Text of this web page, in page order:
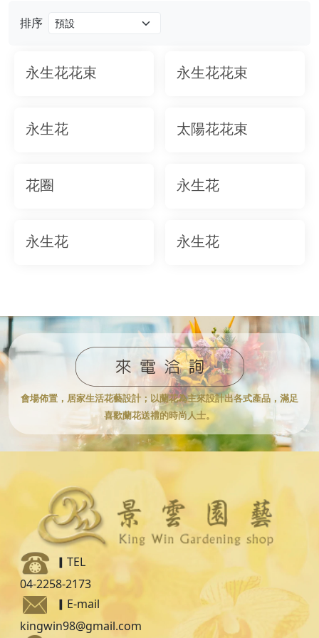
排序
永生花花束 永生花花束
永生花 太陽花花束
花圈 永生花
永生花 永生花
會場佈置，居家生活花藝設計；以蘭花為主來設計出各式產品，滿足
喜歡蘭花送禮的時尚人士。
▎TEL
04-2258-2173
▎ E-mail
kingwin98@gmail.com